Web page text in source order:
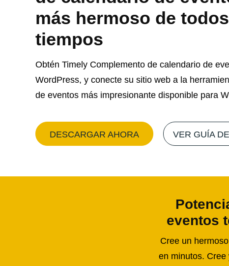
más hermoso de
tiempos
Obtén Timely Complemento de calendario de
WordPress, y conecte su sitio web a la
de eventos más impresionante disponible para
DESCARGAR AHORA VER GUÍA
eventos
Cree un
en minutos.